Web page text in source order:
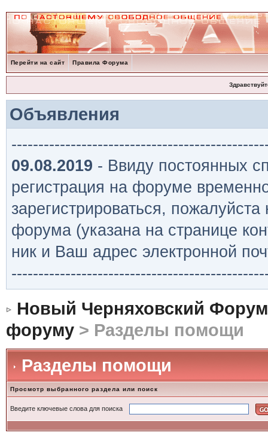
Перейти на сайт Правила Форума
Объявления
09.08.2019 - Ввиду постоянных
регистрация на форуме
зарегистрироваться,
форума (указана на странице
ник и Ваш адрес электронной
Новый Черняховский Форум
форуму> Разделы помощи
Разделы помощи
Просмотр выбранного раздела или поиск
Введите ключевые слова для поиска